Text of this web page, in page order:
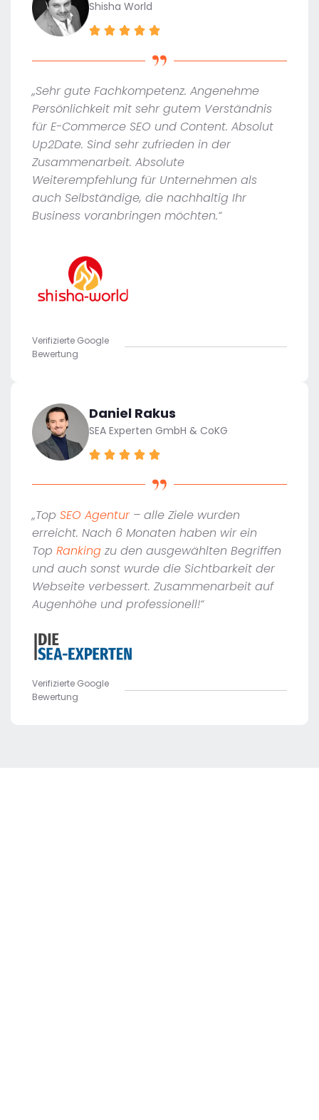
Shisha World
„Sehr gute Fachkompetenz. Angenehme
Persönlichkeit mit sehr gutem Verständnis
für E-Commerce SEO und Content. Absolut
Up2Date. Sind sehr zufrieden in der
Zusammenarbeit. Absolute
Weiterempfehlung für Unternehmen als
auch Selbständige, die nachhaltig Ihr
Business voranbringen möchten.“
Verifizierte Google
Bewertung
Daniel Rakus
SEA Experten GmbH & CoKG
„Top SEO Agentur – alle Ziele wurden
erreicht. Nach 6 Monaten haben wir ein
Top Ranking zu den ausgewählten Begriffen
und auch sonst wurde die Sichtbarkeit der
Webseite verbessert. Zusammenarbeit auf
Augenhöhe und professionell!“
Verifizierte Google
Bewertung